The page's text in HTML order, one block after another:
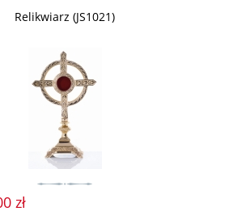
Relikwiarz (JS1021)
zł